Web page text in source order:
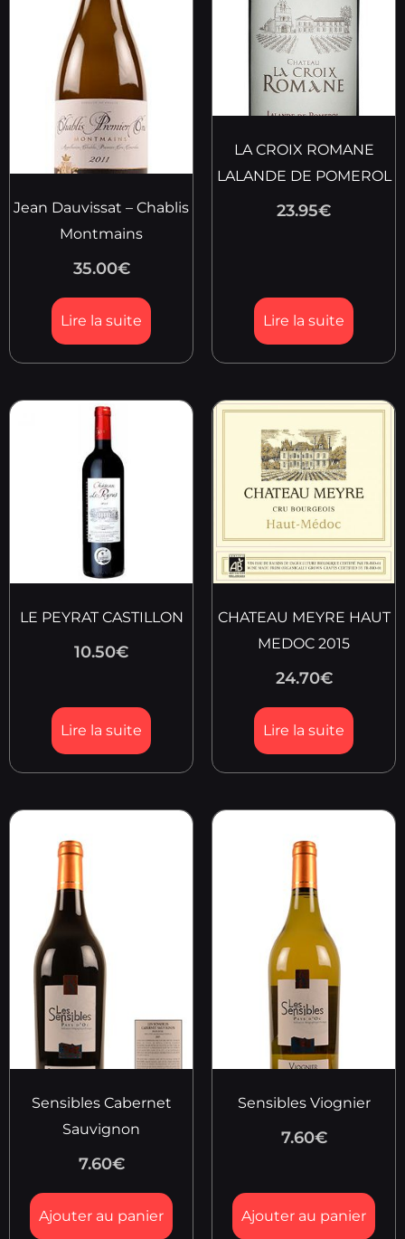
Jean Dauvissat – Chablis
Montmains
35.00€
Lire la suite
LA CROIX ROMANE
LALANDE DE POMEROL
23.95€
Lire la suite
LE PEYRAT CASTILLON
10.50€
Lire la suite
CHATEAU MEYRE HAUT
MEDOC 2015
24.70€
Lire la suite
Sensibles Cabernet
Sauvignon
7.60€
Ajouter au panier
Sensibles Viognier
7.60€
Ajouter au panier